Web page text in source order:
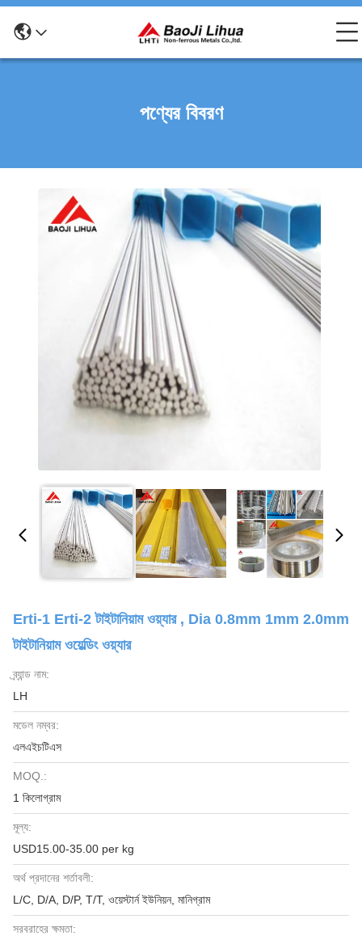
পণ্যের বিবরণ
Erti-1 Erti-2 টাইটানিয়াম ওয়্যার , Dia 0.8mm 1mm 2.0mm
টাইটানিয়াম ওয়েল্ডিং ওয়্যার
ব্র্যান্ড নাম:
LH
মডেল নম্বর:
এলএইচটিএস
MOQ.:
1 কিলোগ্রাম
মূল্য:
USD15.00-35.00 per kg
অর্থ প্রদানের শর্তাবলী:
L/C, D/A, D/P, T/T, ওয়েস্টার্ন ইউনিয়ন, মানিগ্রাম
সরবরাহের ক্ষমতা: